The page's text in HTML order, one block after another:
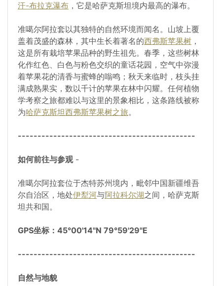
汗-布拉克瀑布 ，它是哈萨克斯坦境内最高的瀑布。
准噶尔阿拉套以其独特的自然环境而闻名。山坡上覆
盖着茂盛的森林，其中生长着著名的西弗斯苹果树 ，
这是所有栽培苹果品种的野生祖先。春季，这些树林
化作红色、白色与粉色交织的童话花园，空气中弥漫
着苹果花的清香与蜜蜂的嗡鸣；秋天来临时，枝头挂
满成熟果实，数以千计的苹果在林中闪耀。任何植物
学考察之旅都难以与这里的景象相比，这条路线被称
为哈萨克斯坦西弗斯苹果树之旅。
---------------------------------------------
如何前往与参观-
准噶尔阿拉套位于杰特苏州境内，毗邻中国新疆维吾
尔自治区，地处伊犁河与阿拉科尔湖之间，哈萨克斯
坦共和国。
GPS坐标：45°00'14"N 79°59'29"E
---------------------------------------------
自然与地貌